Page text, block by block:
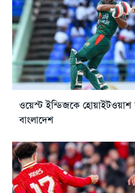
ওয়েস্ট ইন্ডিজকে
বাংলাদেশ